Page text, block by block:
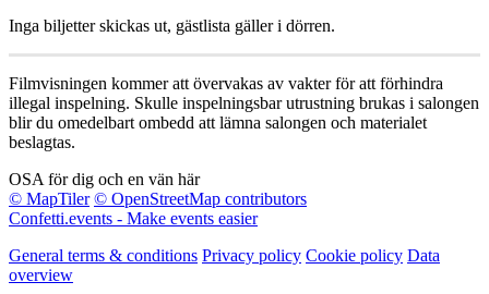
Inga biljetter skickas ut, gästlista gäller i dörren.
Filmvisningen kommer att övervakas av vakter för att förhindra
illegal inspelning. Skulle inspelningsbar utrustning brukas i salongen
blir du omedelbart ombedd att lämna salongen och materialet
beslagtas.
OSA för dig och en vän här
© MapTiler © OpenStreetMap contributors
Confetti.events - Make events easier
General terms & conditions Privacy policy Cookie policy Data
overview